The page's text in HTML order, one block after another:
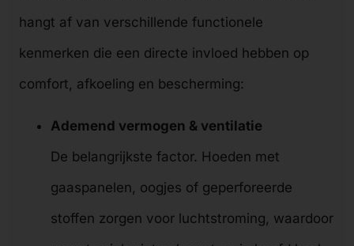
hangt af van verschillende functionele
kenmerken die een directe invloed hebben op
comfort, afkoeling en bescherming:
Ademend vermogen & ventilatie
De belangrijkste factor. Hoeden met
gaaspanelen, oogjes of geperforeerde
stoffen zorgen voor luchtstroming, waardoor